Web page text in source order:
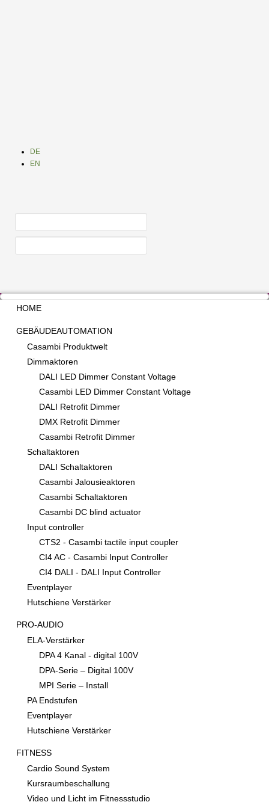
DE
EN
HOME
GEBÄUDEAUTOMATION
Casambi Produktwelt
Dimmaktoren
DALI LED Dimmer Constant Voltage
Casambi LED Dimmer Constant Voltage
DALI Retrofit Dimmer
DMX Retrofit Dimmer
Casambi Retrofit Dimmer
Schaltaktoren
DALI Schaltaktoren
Casambi Jalousieaktoren
Casambi Schaltaktoren
Casambi DC blind actuator
Input controller
CTS2 - Casambi tactile input coupler
CI4 AC - Casambi Input Controller
CI4 DALI - DALI Input Controller
Eventplayer
Hutschiene Verstärker
PRO-AUDIO
ELA-Verstärker
DPA 4 Kanal - digital 100V
DPA-Serie – Digital 100V
MPI Serie – Install
PA Endstufen
Eventplayer
Hutschiene Verstärker
FITNESS
Cardio Sound System
Kursraumbeschallung
Video und Licht im Fitnessstudio